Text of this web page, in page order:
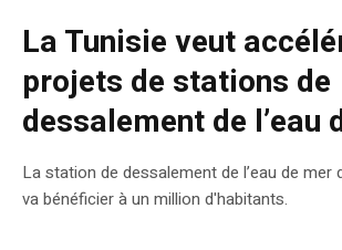
La Tunisie veut
projets de stations de
dessalement de l’eau
La station de dessalement de l’eau de mer
va bénéficier à un million d'habitants.